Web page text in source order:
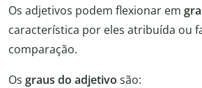
Os adjetivos podem flexionar em
característica por eles atribuída ou
comparação.
Os graus do adjetivo são: